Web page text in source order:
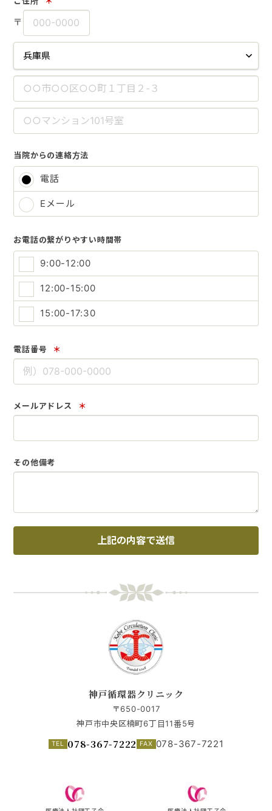
〒
当院からの連絡方法
電話
Eメール
お電話の繋がりやすい時間帯
9:00-12:00
12:00-15:00
15:00-17:30
電話番号 ＊
メールアドレス ＊
その他備考
上記の内容で送信
神戸循環器クリニック
〒650-0017
神戸市中央区楠町6丁目11番5号
078-367-7222 078-367-7221